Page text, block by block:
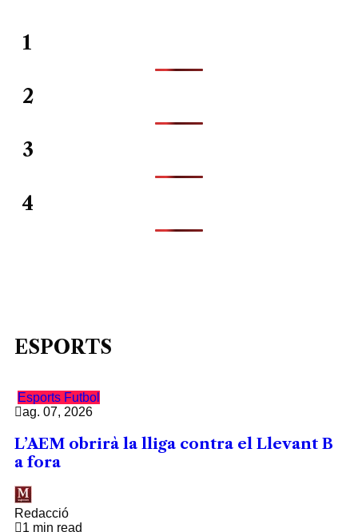
1
2
3
4
ESPORTS
Esports Futbol
ag. 07, 2026
L’AEM obrirà la lliga contra el Llevant B
a fora
Redacció
1 min read